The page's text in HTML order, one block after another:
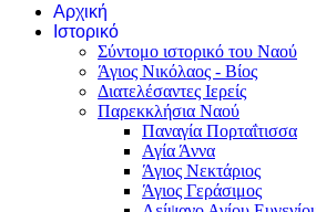
Αρχική
Ιστορικό
Σύντομο ιστορικό του Ναού
Άγιος Νικόλαος - Βίος
Διατελέσαντες Ιερείς
Παρεκκλήσια Ναού
Παναγία Πορταΐτισσα
Αγία Άννα
Άγιος Νεκτάριος
Άγιος Γεράσιμος